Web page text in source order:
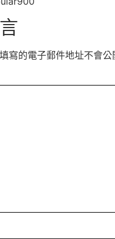
寫的電子郵件地址不會公